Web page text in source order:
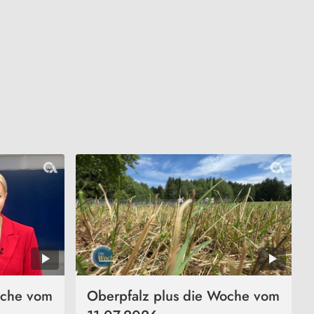
vom
Oberpfalz plus die Woche vom